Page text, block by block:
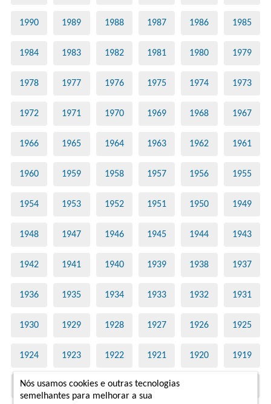
1990 1989 1988 1987 1986 1985
1984 1983 1982 1981 1980 1979
1978 1977 1976 1975 1974 1973
1972 1971 1970 1969 1968 1967
1966 1965 1964 1963 1962 1961
1960 1959 1958 1957 1956 1955
1954 1953 1952 1951 1950 1949
1948 1947 1946 1945 1944 1943
1942 1941 1940 1939 1938 1937
1936 1935 1934 1933 1932 1931
1930 1929 1928 1927 1926 1925
1924 1923 1922 1921 1920 1919
1918 1917 1916 1915
Nós usamos cookies e outras tecnologias
semelhantes para melhorar a sua